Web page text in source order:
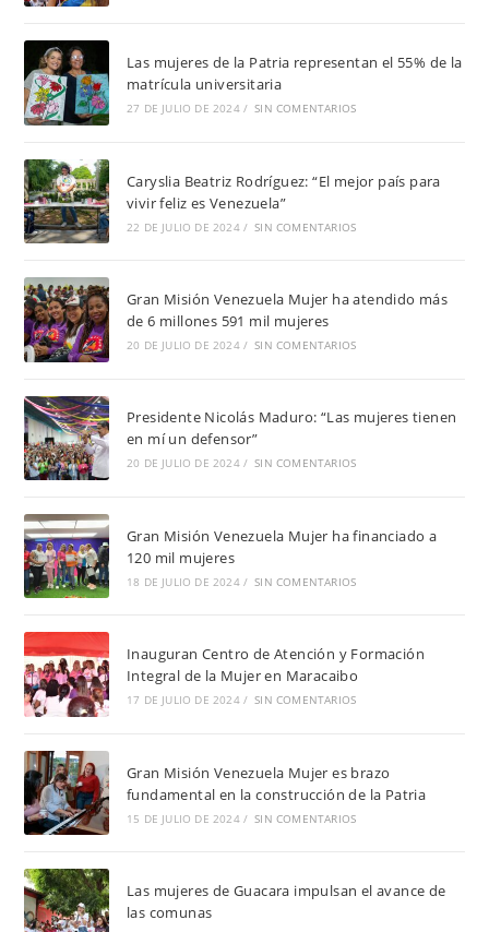
Las mujeres de la Patria representan el 55% de la
matrícula universitaria
27 DE JULIO DE 2024 / SIN COMENTARIOS
Caryslia Beatriz Rodríguez: “El mejor país para
vivir feliz es Venezuela”
22 DE JULIO DE 2024 / SIN COMENTARIOS
Gran Misión Venezuela Mujer ha atendido más
de 6 millones 591 mil mujeres
20 DE JULIO DE 2024 / SIN COMENTARIOS
Presidente Nicolás Maduro: “Las mujeres tienen
en mí un defensor”
20 DE JULIO DE 2024 / SIN COMENTARIOS
Gran Misión Venezuela Mujer ha financiado a
120 mil mujeres
18 DE JULIO DE 2024 / SIN COMENTARIOS
Inauguran Centro de Atención y Formación
Integral de la Mujer en Maracaibo
17 DE JULIO DE 2024 / SIN COMENTARIOS
Gran Misión Venezuela Mujer es brazo
fundamental en la construcción de la Patria
15 DE JULIO DE 2024 / SIN COMENTARIOS
Las mujeres de Guacara impulsan el avance de
las comunas